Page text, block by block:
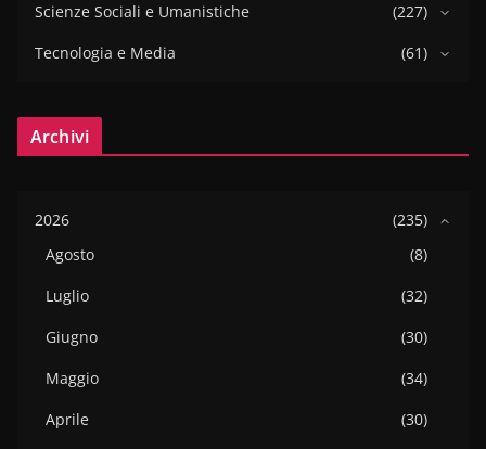
Scienze Sociali e Umanistiche
(227)
Tecnologia e Media
(61)
Archivi
2026
(235)
Agosto
(8)
Luglio
(32)
Giugno
(30)
Maggio
(34)
Aprile
(30)